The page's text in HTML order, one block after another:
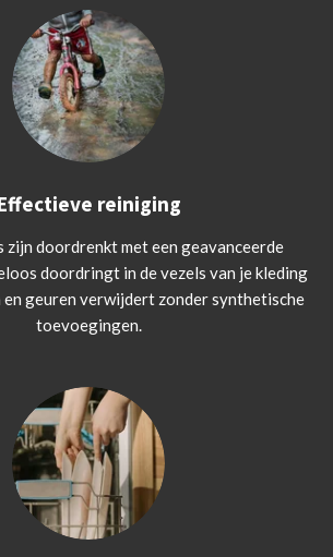
reiniging
zijn doordrenkt met een geavanceerde
doordringt in de vezels van je kleding
en geuren verwijdert zonder synthetische
toevoegingen.